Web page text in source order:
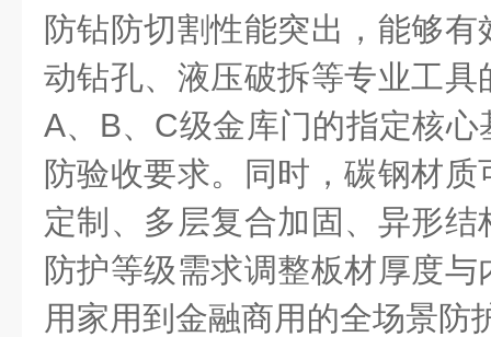
防钻防切割性能突出，能够
动钻孔、液压破拆等专业工
A、 B、 C级金库门的指定核
防验收要求。同时，碳钢材
定制、多层复合加固、异形
防护等级需求调整板材厚度
用家用到金融商用的全场景防